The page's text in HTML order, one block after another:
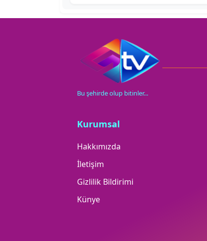
Bu şehirde olup bitinler...
Kurumsal
Hakkımızda
İletişim
Gizlilik Bildirimi
Künye